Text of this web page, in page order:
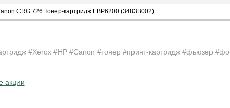
CRG 726 Тонер-картридж LBP6200 (3483B002)
#Xerox #HP #Canon #тонер #принт-картридж #фьюзер
акции